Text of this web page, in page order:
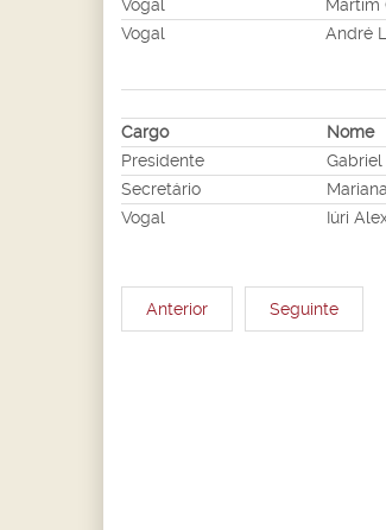
Vogal
Martim
Vogal
André
Cargo
Nome
Presidente
Secretário
Vogal
Iúri
Anterior Seguinte